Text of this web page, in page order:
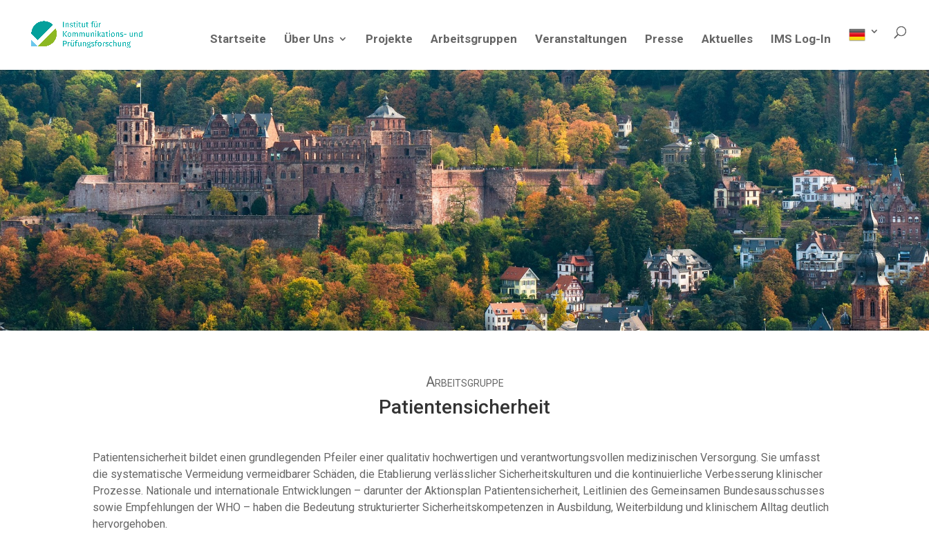
Startseite Über Uns Projekte Arbeitsgruppen Veranstaltungen Presse Aktuelles IMS Log-In
Arbeitsgruppe
Patientensicherheit
Patientensicherheit bildet einen grundlegenden Pfeiler einer qualitativ hochwertigen und verantwortungsvollen medizinischen Versorgung. Sie umfasst
die systematische Vermeidung vermeidbarer Schäden, die Etablierung verlässlicher Sicherheitskulturen und die kontinuierliche Verbesserung klinischer
Prozesse. Nationale und internationale Entwicklungen – darunter der Aktionsplan Patientensicherheit, Leitlinien des Gemeinsamen Bundesausschusses
sowie Empfehlungen der WHO – haben die Bedeutung strukturierter Sicherheitskompetenzen in Ausbildung, Weiterbildung und klinischem Alltag deutlich
hervorgehoben.